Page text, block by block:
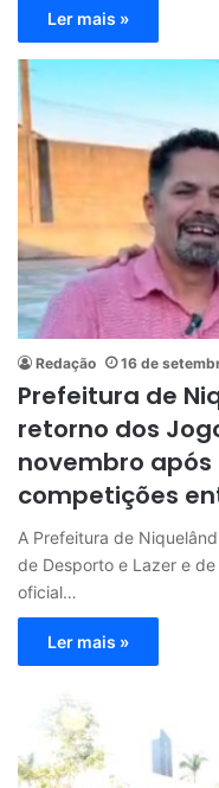
Ler mais »
Redação 16 de
Prefeitura de
retorno dos
novembro após
competições
A Prefeitura de
de Desporto e Lazer e
oficial…
Ler mais »